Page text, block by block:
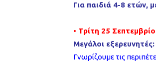
Για παιδιά 4-8 ετών,
• Τρίτη 25
Μεγάλοι
Γνωρίζουμε τις